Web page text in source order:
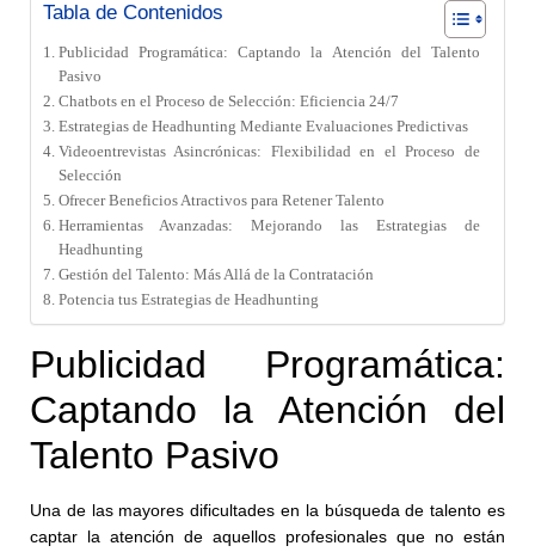
Tabla de Contenidos
Publicidad Programática: Captando la Atención del Talento
Pasivo
Chatbots en el Proceso de Selección: Eficiencia 24/7
Estrategias de Headhunting Mediante Evaluaciones Predictivas
Videoentrevistas Asincrónicas: Flexibilidad en el Proceso de
Selección
Ofrecer Beneficios Atractivos para Retener Talento
Herramientas Avanzadas: Mejorando las Estrategias de
Headhunting
Gestión del Talento: Más Allá de la Contratación
Potencia tus Estrategias de Headhunting
Publicidad Programática:
Captando la Atención del
Talento Pasivo
Una de las mayores dificultades en la búsqueda de talento es
captar la atención de aquellos profesionales que no están